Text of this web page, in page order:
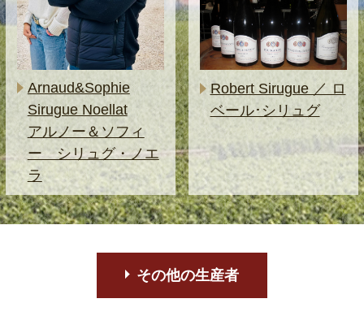
Arnaud&Sophie
Sirugue Noellat
アルノー＆ソフィ
ー シリュグ・ノエ
ラ
Robert Sirugue ／ ロ
ベール･シリュグ
その他の生産者